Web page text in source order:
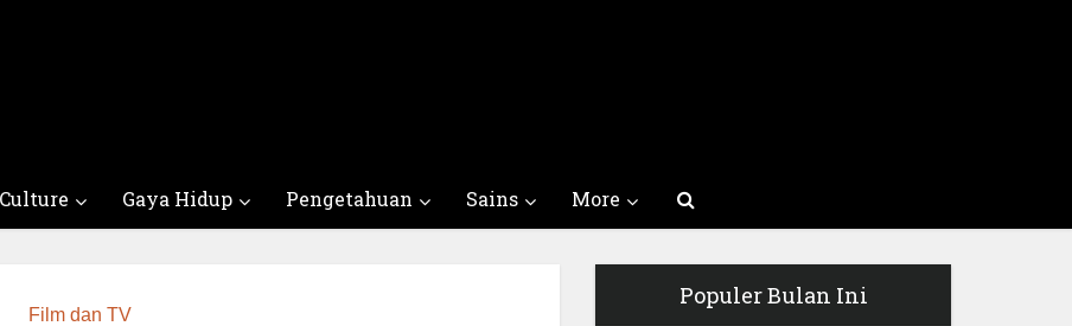
Gaya Hidup Pengetahuan Sains More
Film dan TV
Populer Bulan Ini